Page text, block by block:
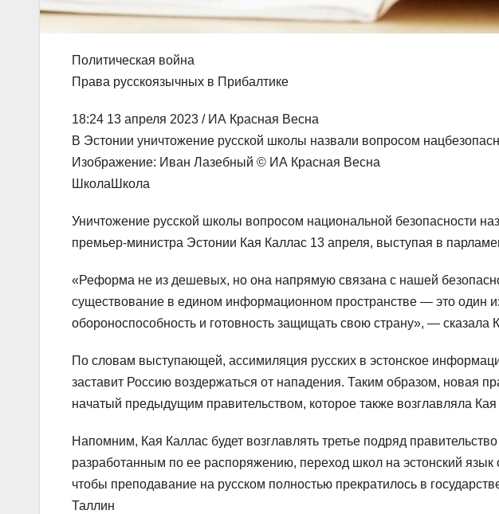
Политическая война
Права русскоязычных в Прибалтике
18:24 13 апреля 2023 / ИА Красная Весна
В Эстонии уничтожение русской школы назвали вопросом
Изображение: Иван Лазебный © ИА Красная Весна
ШколаШкола
Уничтожение русской школы вопросом национальной безопасности
премьер-министра Эстонии Кая Каллас 13 апреля, выступая в
«Реформа не из дешевых, но она напрямую связана с нашей
существование в едином информационном пространстве — это один
обороноспособность и готовность защищать свою страну», — сказала
По словам выступающей, ассимиляция русских в эстонское
заставит Россию воздержаться от нападения. Таким образом, новая
начатый предыдущим правительством, которое также возглавляла Кая
Напомним, Кая Каллас будет возглавлять третье подряд
разработанным по ее распоряжению, переход школ на эстонский язык
чтобы преподавание на русском полностью прекратилось в
Таллин